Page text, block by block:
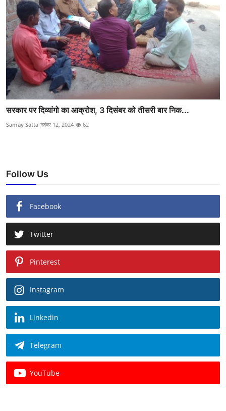
सरकार पर दिव्यांगो का आक्रोश, 3 दिसंबर को तीसरी बार निक...
Samay Satta नवंबर 12, 2024 62
Follow Us
Facebook
Twitter
Pinterest
Instagram
Linkedin
Telegram
YouTube